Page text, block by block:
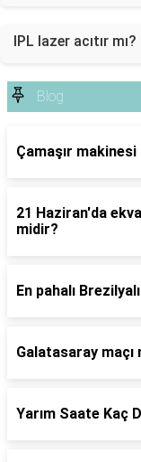
IPL lazer acıtır mı?
Blog
Çamaşır
21 Haziran'da
midir?
En pahalı
Galatasaray maçı
Yarım Saate Kaç